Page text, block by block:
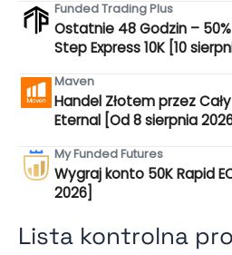
Funded Trading Plus
Ostatnie 48 Godzin –
Step Express 10K [10
Maven
Handel Złotem przez
Eternal [Od 8 sierpnia
My Funded Futures
Wygraj konto 50K Rapid
2026]
Lista kontrolna